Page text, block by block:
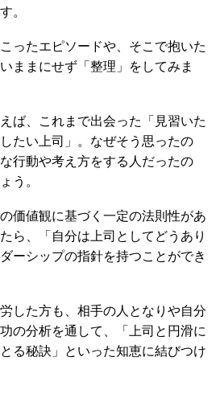
。
ったエピソードや、そこで抱いた
ままにせず「整理」をしてみま
ば、これまで出会った「見習いた
たい上司」。なぜそう思ったの
行動や考え方をする人だったの
う。
価値観に基づく一定の法則性があ
ら、「自分は上司としてどうあり
ーシップの指針を持つことができ
した方も、相手の人となりや自分
の分析を通して、「上司と円滑に
る秘訣」といった知恵に結びつけ